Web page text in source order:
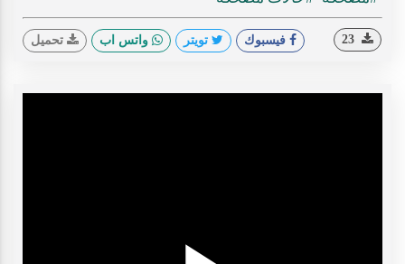
فيسبوك تويتر واتس اب تحميل